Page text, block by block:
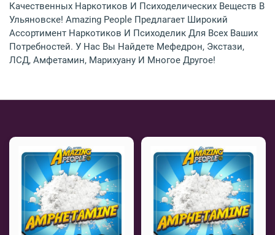
Качественных Наркотиков И Психоделических Веществ В
Ульяновске! Amazing People Предлагает Широкий
Ассортимент Наркотиков И Психоделик Для Всех Ваших
Потребностей. У Нас Вы Найдете Мефедрон, Экстази,
ЛСД, Амфетамин, Марихуану И Многое Другое!